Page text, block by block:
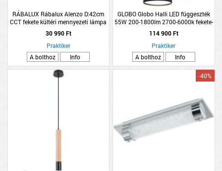
RÁBALUX Rábalux Alenzo D:42cm
CCT fekete kültéri mennyezeti lámpa
30 990 Ft
Praktiker
A bolthoz
Info
GLOBO Globo Halli LED függeszték
55W 200-1800lm 2700-6000k fekete-
arany
114 900 Ft
Praktiker
A bolthoz
Info
-40%